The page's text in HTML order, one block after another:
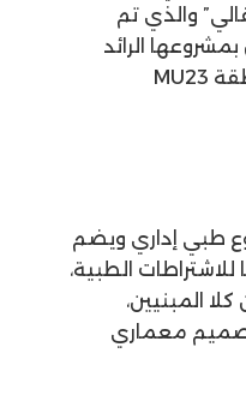
والذي تم
بمشروعها الرائد
والأحدث “ذا فايف” والذي يعتبر من أميز المشروعات المطروحة في منطقة MU23
طبي إداري ويضم
الطبية،
المبنيين،
معماري